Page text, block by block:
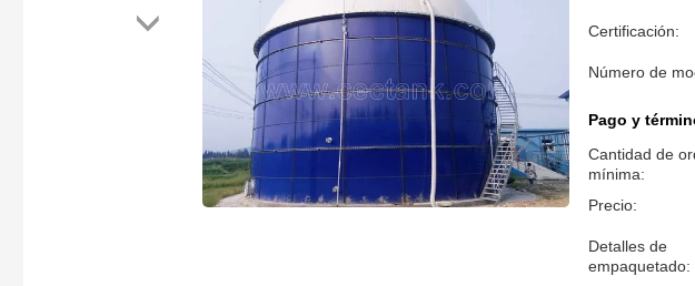
Certificación:
Número de
Pago y
Cantidad de
mínima:
Precio:
Detalles de
empaquetado: